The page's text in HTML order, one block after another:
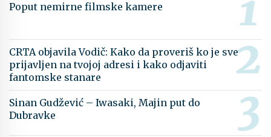
Poput nemirne filmske kamere
CRTA objavila Vodič: Kako da proveriš ko je sve
prijavljen na tvojoj adresi i kako odjaviti
fantomske stanare
Sinan Gudžević – Iwasaki, Majin put do
Dubravke